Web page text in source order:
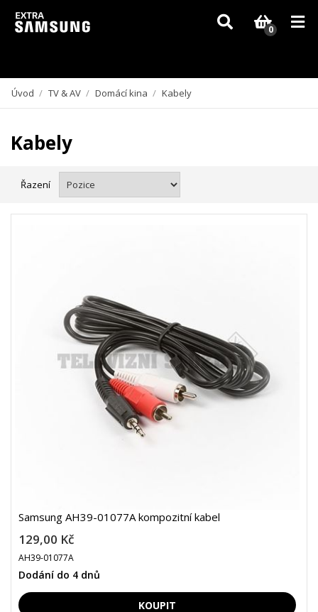
Vzhledem k aktuální situaci se může dodání dílů, které nejsou skladem,
zpozdit. Děkujeme za pochopení.
0
Úvod / TV & AV / Domácí kina / Kabely
Kabely
Řazení
Samsung AH39-01077A kompozitní kabel
129,00 Kč
AH39-01077A
Dodání do 4 dnů